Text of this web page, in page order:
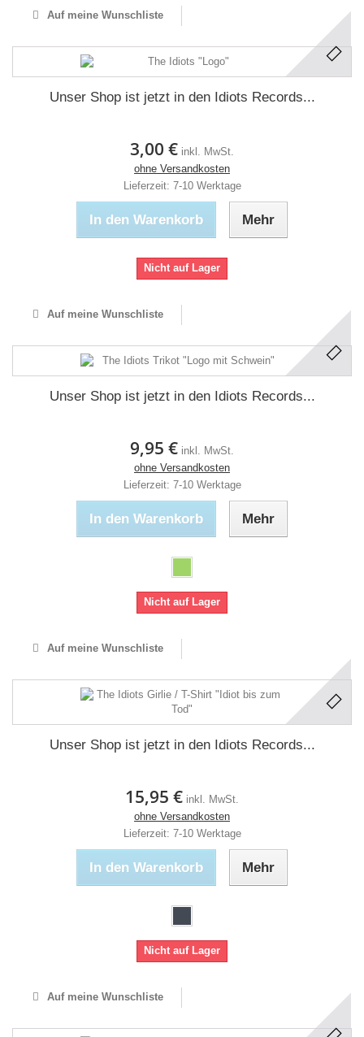
Auf meine Wunschliste
Unser Shop ist jetzt in den Idiots Records...
3,00 € inkl. MwSt.
ohne Versandkosten
Lieferzeit: 7-10 Werktage
In den Warenkorb Mehr
Nicht auf Lager
Auf meine Wunschliste
Unser Shop ist jetzt in den Idiots Records...
9,95 € inkl. MwSt.
ohne Versandkosten
Lieferzeit: 7-10 Werktage
In den Warenkorb Mehr
Nicht auf Lager
Auf meine Wunschliste
Unser Shop ist jetzt in den Idiots Records...
15,95 € inkl. MwSt.
ohne Versandkosten
Lieferzeit: 7-10 Werktage
In den Warenkorb Mehr
Nicht auf Lager
Auf meine Wunschliste